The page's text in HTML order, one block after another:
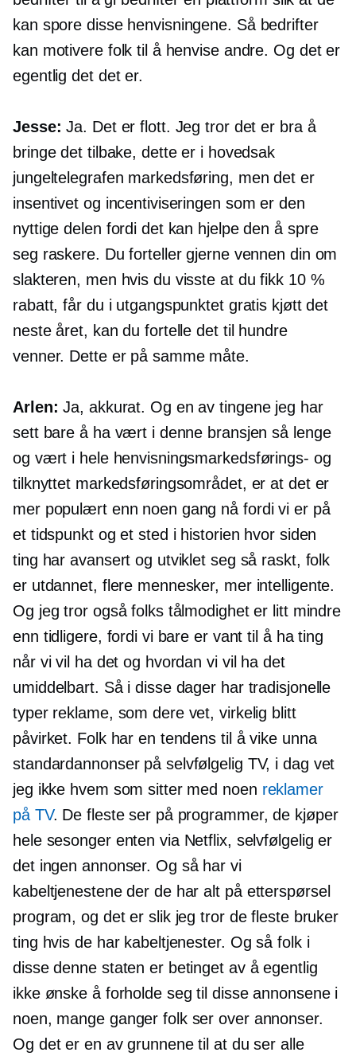
kan spore disse henvisningene. Så bedrifter
kan motivere folk til å henvise andre. Og det er
egentlig det det er.
Jesse: Ja. Det er flott. Jeg tror det er bra å
bringe det tilbake, dette er i hovedsak
jungeltelegrafen markedsføring, men det er
insentivet og incentiviseringen som er den
nyttige delen fordi det kan hjelpe den å spre
seg raskere. Du forteller gjerne vennen din om
slakteren, men hvis du visste at du fikk 10 %
rabatt, får du i utgangspunktet gratis kjøtt det
neste året, kan du fortelle det til hundre
venner. Dette er på samme måte.
Arlen: Ja, akkurat. Og en av tingene jeg har
sett bare å ha vært i denne bransjen så lenge
og vært i hele henvisningsmarkedsførings- og
tilknyttet markedsføringsområdet, er at det er
mer populært enn noen gang nå fordi vi er på
et tidspunkt og et sted i historien hvor siden
ting har avansert og utviklet seg så raskt, folk
er utdannet, flere mennesker, mer intelligente.
Og jeg tror også folks tålmodighet er litt mindre
enn tidligere, fordi vi bare er vant til å ha ting
når vi vil ha det og hvordan vi vil ha det
umiddelbart. Så i disse dager har tradisjonelle
typer reklame, som dere vet, virkelig blitt
påvirket. Folk har en tendens til å vike unna
standardannonser på selvfølgelig TV, i dag vet
jeg ikke hvem som sitter med noen reklamer
på TV. De fleste ser på programmer, de kjøper
hele sesonger enten via Netflix, selvfølgelig er
det ingen annonser. Og så har vi
kabeltjenestene der de har alt på etterspørsel
program, og det er slik jeg tror de fleste bruker
ting hvis de har kabeltjenester. Og så folk i
disse denne staten er betinget av å egentlig
ikke ønske å forholde seg til disse annonsene i
noen, mange ganger folk ser over annonser.
Og det er en av grunnene til at du ser alle